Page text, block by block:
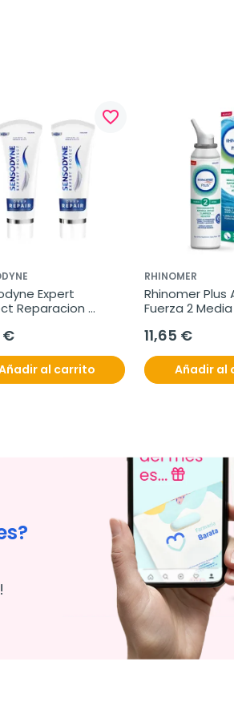
favorite_border
Expert
Reparacion
€
al carrito
RHINOMER
Rhinomer Plus
Fuerza 2
11,65 €
Añadir al